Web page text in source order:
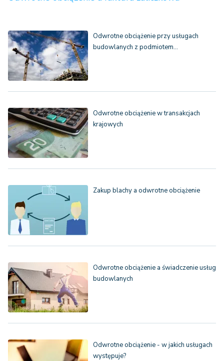
Odwrotne obciążenie przy usługach
budowlanych z podmiotem…
Odwrotne obciążenie w transakcjach
krajowych
Zakup blachy a odwrotne obciążenie
Odwrotne obciążenie a świadczenie usług
budowlanych
Odwrotne obciążenie - w jakich usługach
występuje?